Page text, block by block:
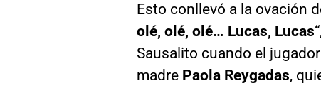
Esto conllevó a la ovación
olé, olé, olé… Lucas, Lucas
Sausalito cuando el
madre Paola Reygadas,